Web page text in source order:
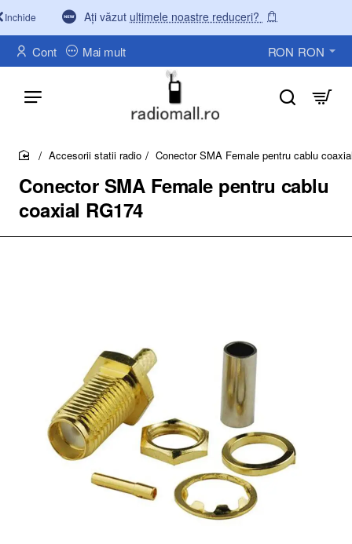
Ați văzut ultimele noastre reduceri?
Inchide
Cont Mai mult RON RON
Conector SMA Female pentru cablu
coaxial RG174
home
Accesorii statii radio Conector SMA Female pentru cablu